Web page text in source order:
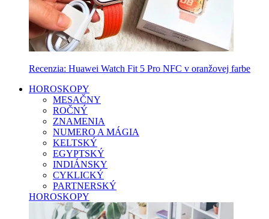
Recenzia: Huawei Watch Fit 5 Pro NFC v oranžovej farbe
HOROSKOPY
MESAČNY
ROČNÝ
ZNAMENIA
NUMERO A MÁGIA
KELTSKÝ
EGYPTSKÝ
INDIÁNSKY
CYKLICKÝ
PARTNERSKÝ
HOROSKOPY